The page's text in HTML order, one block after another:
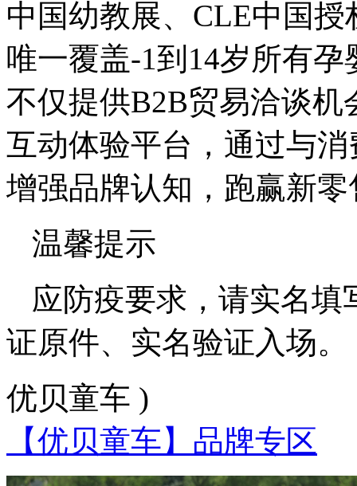
中国幼教展、CLE中国
唯一覆盖-1到14岁所有
不仅提供B2B贸易洽谈
互动体验平台，通过与
增强品牌认知，跑赢新
温馨提示
应防疫要求，请实名
证原件、实名验证入场。
优贝童车 )
【优贝童车】品牌专区